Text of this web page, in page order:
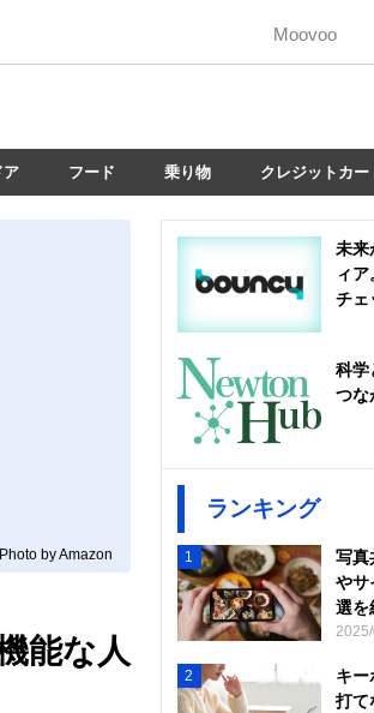
Moovoo
ア フード 乗り物 クレジットカー
Photo by Amazon
能な人
未来
ィ
チェ
科学
つな
ランキング
1
写真
やサ
選を
2
キー
打て